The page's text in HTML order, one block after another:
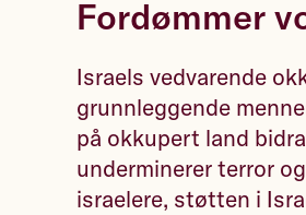
Fordømmer
Israels vedvarende
grunnleggende
på okkupert land
underminerer terror
israelere, støtten i